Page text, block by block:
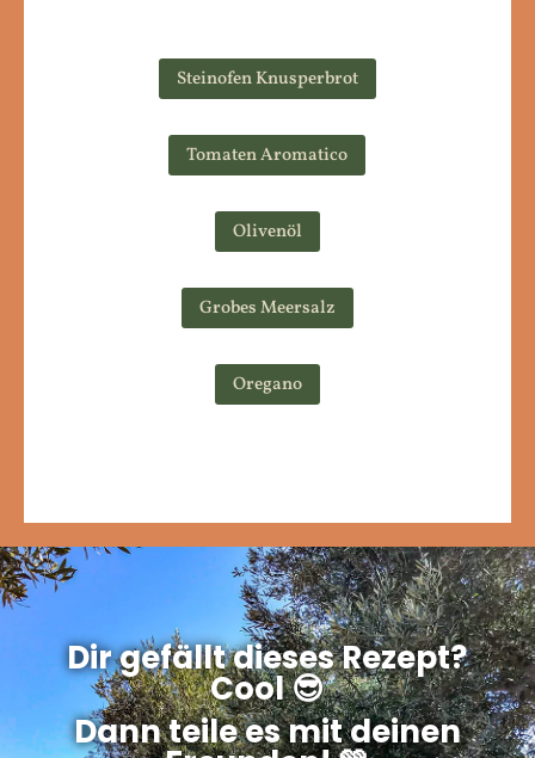
Steinofen Knusperbrot
Tomaten Aromatico
Olivenöl
Grobes Meersalz
Oregano
Dir gefällt dieses Rezept?
Cool 😎
Dann teile es mit deinen